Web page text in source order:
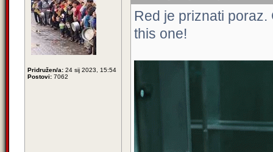
Pridružen/a: 24 sij 2023, 15:54
Postovi: 7062
Red je priznati
this one!